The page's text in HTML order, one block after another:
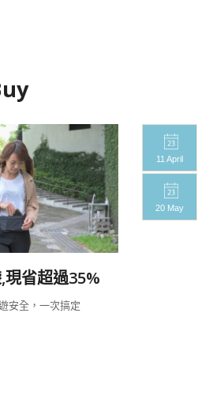
省超過35%
安全，一次搞定
11 April
20 May